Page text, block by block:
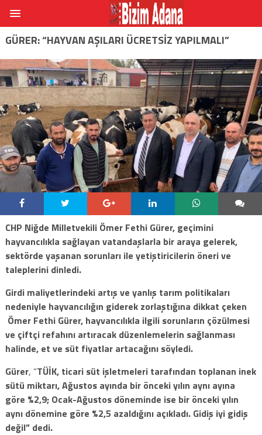
GÜRER: “HAYVAN AŞILARI ÜCRETSIZ YAPILMALI”
CHP Niğde Milletvekili Ömer Fethi Gürer, geçimini
hayvancılıkla sağlayan vatandaşlarla bir araya gelerek,
sektörde yaşanan sorunları ile yetiştiricilerin öneri ve
taleplerini dinledi.
Girdi maliyetlerindeki artış ve yanlış tarım politikaları
nedeniyle hayvancılığın giderek zorlaştığına dikkat çeken
Ömer Fethi Gürer, hayvancılıkla ilgili sorunların çözülmesi
ve çiftçi refahını artıracak düzenlemelerin sağlanması
halinde, et ve süt fiyatlar artacağını söyledi.
Gürer, “TÜİK, ticari süt işletmeleri tarafından toplanan inek
sütü miktarı, Ağustos ayında bir önceki yılın aynı ayına
göre %2,9; Ocak-Ağustos döneminde ise bir önceki yılın
aynı dönemine göre %2,5 azaldığını açıkladı. Gidiş iyi gidiş
değil” dedi.